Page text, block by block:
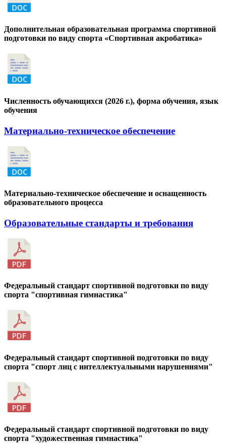
Дополнительная образовательная программа спортивной
подготовки по виду спорта «Спортивная акробатика»
Численность обучающихся (2026 г.), форма обучения, язык
обучения
Материально-техническое обеспечение
Материально-техническое обеспечение и оснащенность
образовательного процесса
Образовательные стандарты и требования
Федеральный стандарт спортивной подготовки по виду
спорта "спортивная гимнастика"
Федеральный стандарт спортивной подготовки по виду
спорта "спорт лиц с интеллектуальными нарушениями"
Федеральный стандарт спортивной подготовки по виду
спорта "художественная гимнастика"